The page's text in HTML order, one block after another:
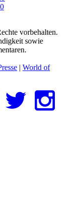
vorbehalten.
sowie
World of